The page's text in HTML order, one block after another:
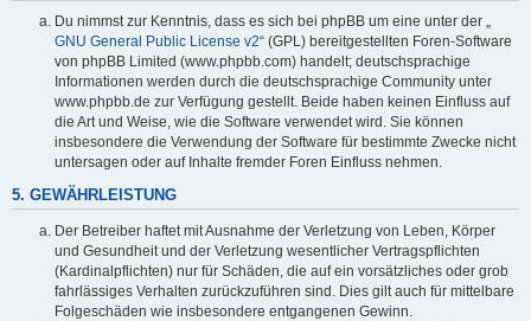
Du nimmst zur Kenntnis, dass es sich bei phpBB um eine unter der „
GNU General Public License v2“ (GPL) bereitgestellten Foren-Software
von phpBB Limited (www.phpbb.com) handelt; deutschsprachige
Informationen werden durch die deutschsprachige Community unter
www.phpbb.de zur Verfügung gestellt. Beide haben keinen Einfluss auf
die Art und Weise, wie die Software verwendet wird. Sie können
insbesondere die Verwendung der Software für bestimmte Zwecke nicht
untersagen oder auf Inhalte fremder Foren Einfluss nehmen.
5. GEWÄHRLEISTUNG
Der Betreiber haftet mit Ausnahme der Verletzung von Leben, Körper
und Gesundheit und der Verletzung wesentlicher Vertragspflichten
(Kardinalpflichten) nur für Schäden, die auf ein vorsätzliches oder grob
fahrlässiges Verhalten zurückzuführen sind. Dies gilt auch für mittelbare
Folgeschäden wie insbesondere entgangenen Gewinn.